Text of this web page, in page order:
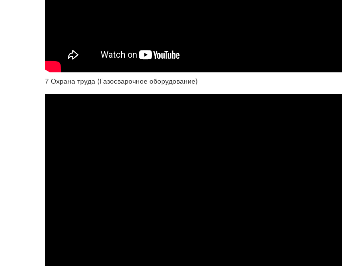
7 Охрана труда (Газосварочное оборудование)